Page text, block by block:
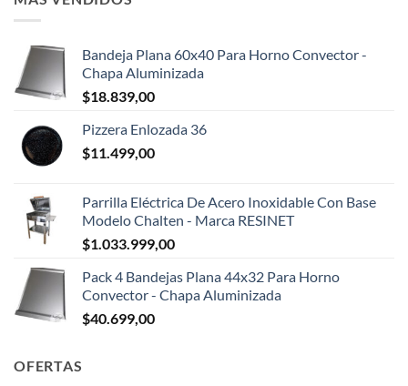
Bandeja Plana 60x40 Para Horno Convector -
Chapa Aluminizada
$18.839,00
Pizzera Enlozada 36
$11.499,00
Parrilla Eléctrica De Acero Inoxidable Con Base
Modelo Chalten - Marca RESINET
$1.033.999,00
Pack 4 Bandejas Plana 44x32 Para Horno
Convector - Chapa Aluminizada
$40.699,00
OFERTAS